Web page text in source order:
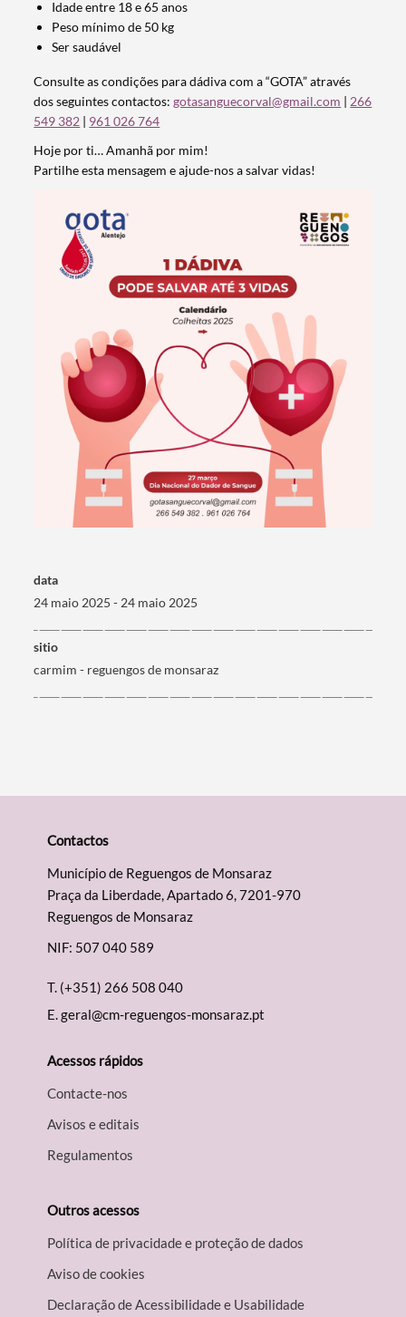
Termo de Pesquisa
Categorias gerais
Idade entre 18 e 65 anos
Peso mínimo de 50 kg
Ser saudável
Consulte as condições para dádiva com a “GOTA” através
dos seguintes contactos:gotasanguecorval@gmail.com | 266
549 382 | 961 026 764
Hoje por ti… Amanhã por mim!
Partilhe esta mensagem e ajude-nos a salvar vidas!
data
24 maio 2025 - 24 maio 2025
sitio
carmim - reguengos de monsaraz
Contactos
Município de Reguengos de Monsaraz
Praça da Liberdade, Apartado 6, 7201-970
Reguengos de Monsaraz
NIF: 507 040 589
T. (+351) 266 508 040
E.geral@cm-reguengos-monsaraz.pt
Acessos rápidos
Contacte-nos
Avisos e editais
Regulamentos
Outros acessos
Política de privacidade e proteção de dados
Aviso de cookies
Declaração de Acessibilidade e Usabilidade